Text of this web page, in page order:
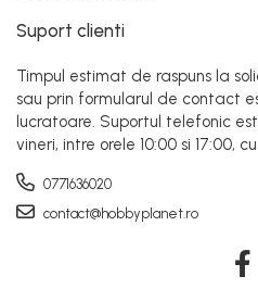
Suport clienti
Timpul estimat de raspuns la
sau prin formularul de contact
lucratoare. Suportul telefonic
vineri, intre orele 10:00 si 17:00,
0771636020
contact@hobbyplanet.ro